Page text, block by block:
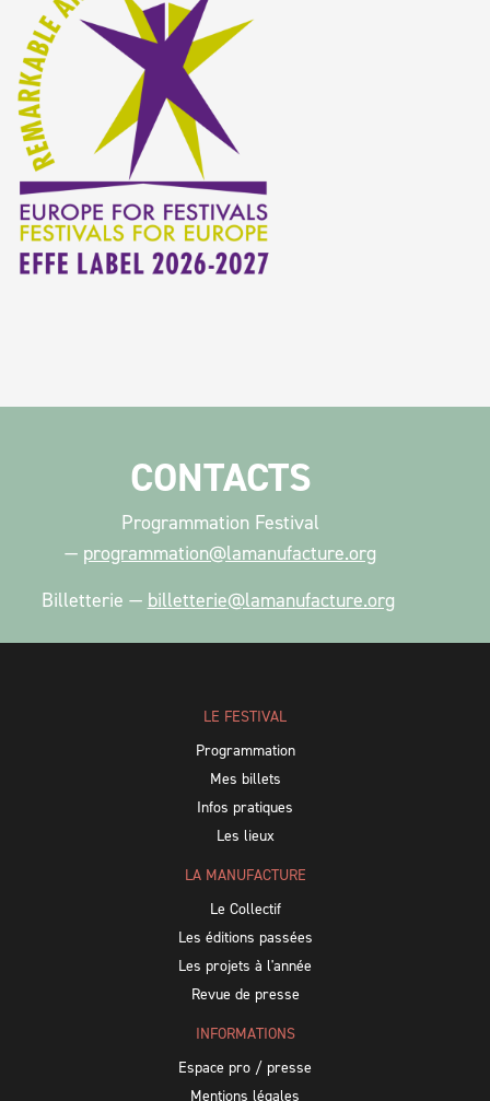
CONTACTS
Programmation Festival
— programmation@lamanufacture.org
Billetterie — billetterie@lamanufacture.org
LE FESTIVAL
Programmation
Mes billets
Infos pratiques
Les lieux
LA MANUFACTURE
Le Collectif
Les éditions passées
Les projets à l'année
Revue de presse
INFORMATIONS
Espace pro / presse
Mentions légales